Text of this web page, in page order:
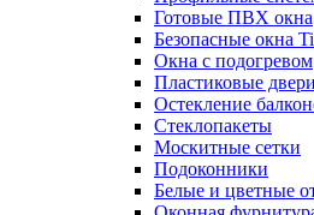
Готовые ПВХ окна
Безопасные окна
Окна с подогревом
Пластиковые двери
Остекление
Стеклопакеты
Москитные сетки
Подоконники
Белые и цветные